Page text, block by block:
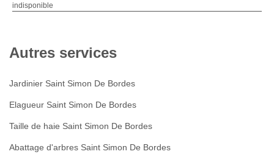
indisponible
Autres services
Jardinier Saint Simon De Bordes
Elagueur Saint Simon De Bordes
Taille de haie Saint Simon De Bordes
Abattage d'arbres Saint Simon De Bordes